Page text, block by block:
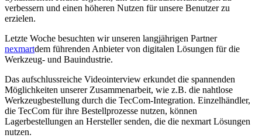
verbessern und einen höheren Nutzen für unsere Benutzer zu
erzielen.
Letzte Woche besuchten wir unseren langjährigen Partner
nexmartdem führenden Anbieter von digitalen Lösungen für die
Werkzeug- und Bauindustrie.
Das aufschlussreiche Videointerview erkundet die spannenden
Möglichkeiten unserer Zusammenarbeit, wie z.B. die nahtlose
Werkzeugbestellung durch die TecCom-Integration. Einzelhändler,
die TecCom für ihre Bestellprozesse nutzen, können
Lagerbestellungen an Hersteller senden, die die nexmart Lösungen
nutzen.